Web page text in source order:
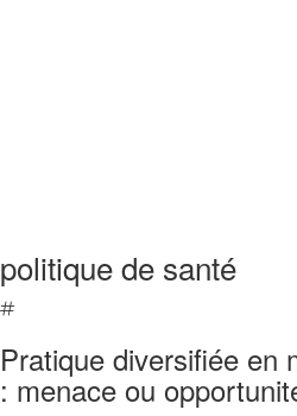
politique de santé
Pratique diversifiée en
: menace ou